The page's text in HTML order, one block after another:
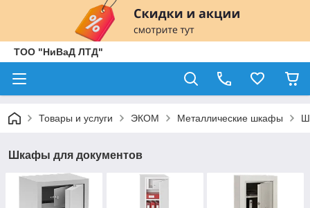
ТОО "НиВаД ЛТД"
Товары и услуги ЭКОМ Металлические шкафы
Шкафы для документов